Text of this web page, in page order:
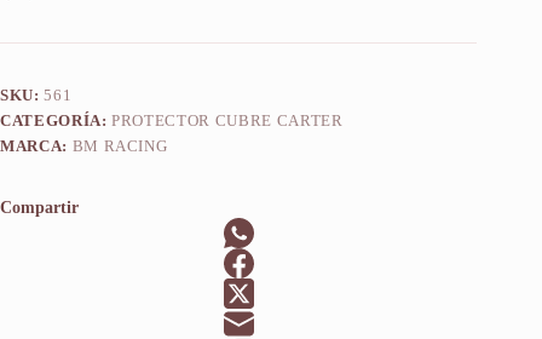
SKU:561
CATEGORÍA:PROTECTOR CUBRE CARTER
MARCA: BM RACING
Compartir